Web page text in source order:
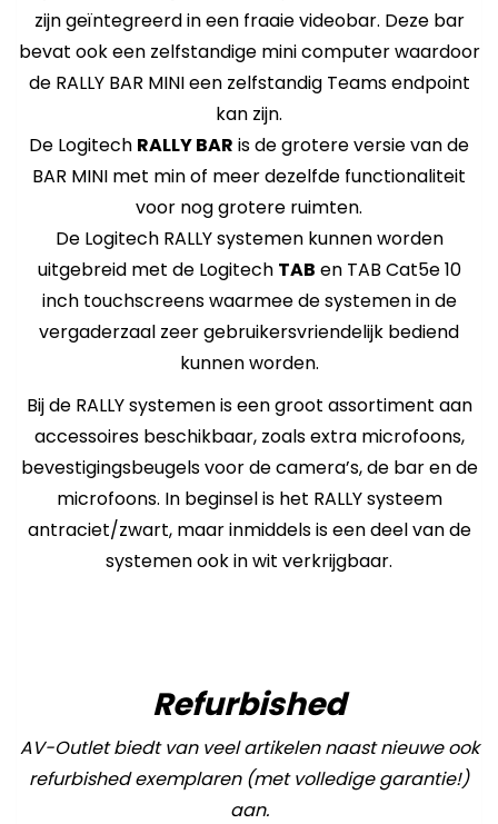
zijn geïntegreerd in een fraaie videobar. Deze bar
bevat ook een zelfstandige mini computer waardoor
de RALLY BAR MINI een zelfstandig Teams endpoint
kan zijn.
De Logitech RALLY BAR is de grotere versie van de
BAR MINI met min of meer dezelfde functionaliteit
voor nog grotere ruimten.
De Logitech RALLY systemen kunnen worden
uitgebreid met de Logitech TAB en TAB Cat5e 10
inch touchscreens waarmee de systemen in de
vergaderzaal zeer gebruikersvriendelijk bediend
kunnen worden.
Bij de RALLY systemen is een groot assortiment aan
accessoires beschikbaar, zoals extra microfoons,
bevestigingsbeugels voor de camera’s, de bar en de
microfoons. In beginsel is het RALLY systeem
antraciet/zwart, maar inmiddels is een deel van de
systemen ook in wit verkrijgbaar.
Refurbished
AV-Outlet biedt van veel artikelen naast nieuwe ook
refurbished exemplaren (met volledige garantie!)
aan.